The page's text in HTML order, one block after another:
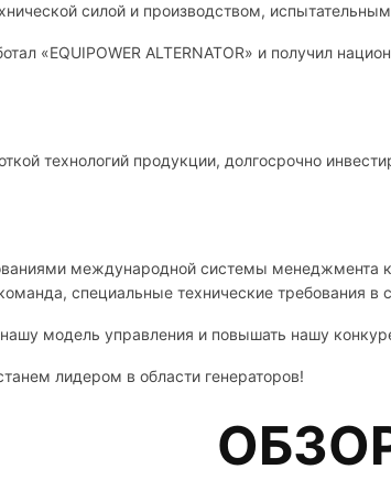
силой и производством,
«EQUIPOWER ALTERNATOR» и получил
технологий продукции, долгосрочно
международной системы менеджмента
специальные технические требования
модель управления и повышать нашу
лидером в области генераторов!